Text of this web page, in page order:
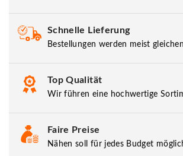
Schnelle Lieferung
Bestellungen werden meist
Top Qualität
Wir führen eine hochwertige
Faire Preise
Nähen soll für jedes Budget